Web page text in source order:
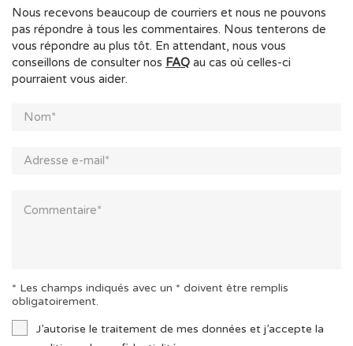
Nous recevons beaucoup de courriers et nous ne pouvons
pas répondre à tous les commentaires. Nous tenterons de
vous répondre au plus tôt. En attendant, nous vous
conseillons de consulter nos FAQ au cas où celles-ci
pourraient vous aider.
* Les champs indiqués avec un * doivent être remplis
obligatoirement.
J’autorise le traitement de mes données et j’accepte la